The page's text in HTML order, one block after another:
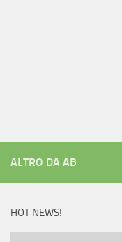
ALTRO DA AB
HOT NEWS!